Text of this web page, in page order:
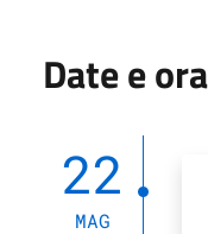
Date e
22
MAG